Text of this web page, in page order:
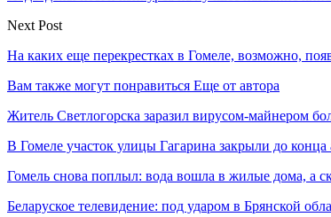
Next Post
На каких еще перекрестках в Гомеле, возможно,
Вам также могут понравиться Еще от автора
Житель Светлогорска заразил вирусом-майнером
В Гомеле участок улицы Гагарина закрыли до конца
Гомель снова поплыл: вода вошла в жилые дома, а
Беларуское телевидение: под ударом в Брянской